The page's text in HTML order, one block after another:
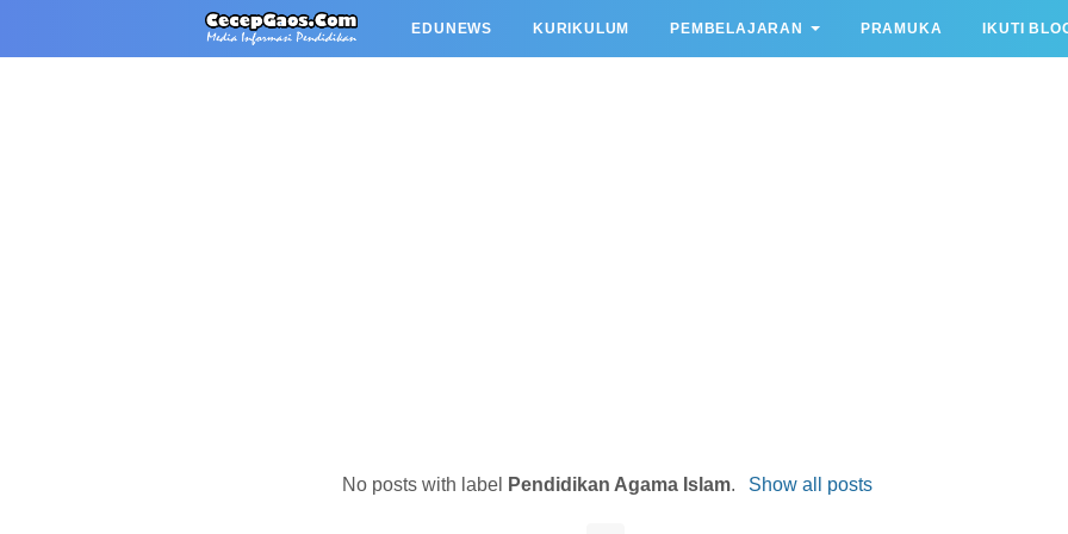
EDUNEWS KURIKULUM PEMBELAJARAN PRAMUKA IKUTI
No posts with label Pendidikan Agama Islam. Show all posts